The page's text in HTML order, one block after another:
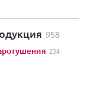
958
234